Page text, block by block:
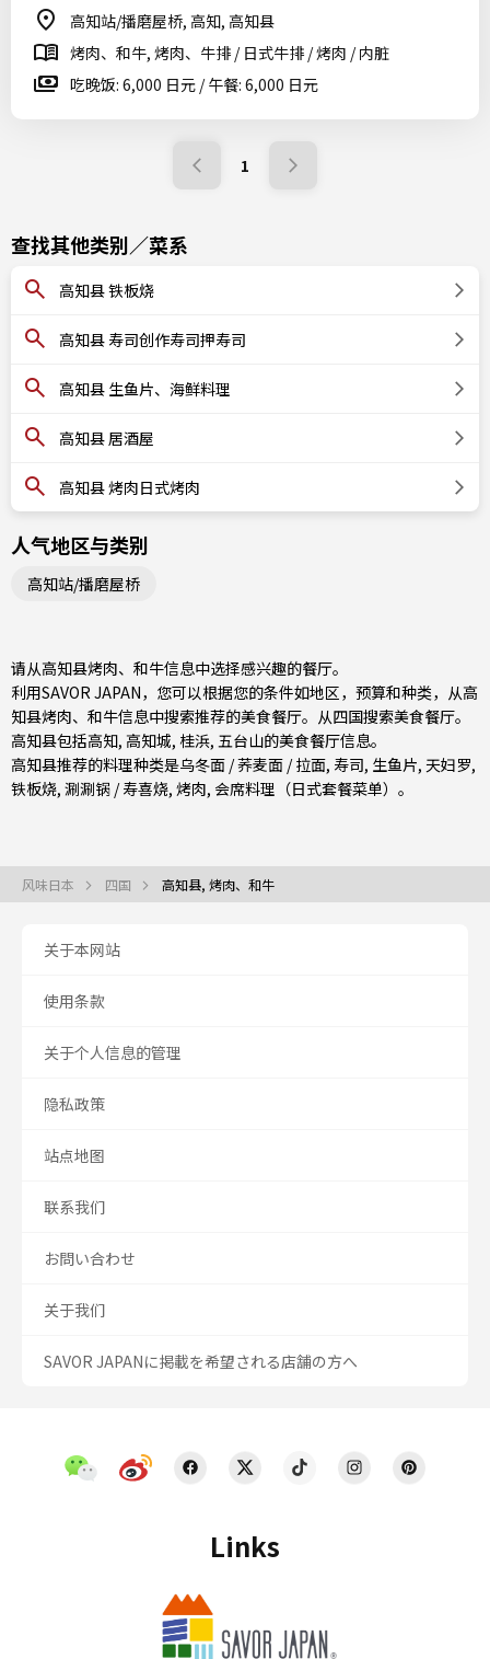
高知站/播磨屋桥, 高知, 高知县
烤肉、和牛, 烤肉、牛排 / 日式牛排 / 烤肉 / 内脏
吃晚饭: 6,000 日元 / 午餐: 6,000 日元
1
查找其他类别／菜系
高知县 铁板烧
高知县 寿司创作寿司押寿司
高知县 生鱼片、海鲜料理
高知县 居酒屋
高知县 烤肉日式烤肉
人气地区与类别
高知站/播磨屋桥
请从高知县烤肉、和牛信息中选择感兴趣的餐厅。
利用SAVOR JAPAN，您可以根据您的条件如地区，预算和种类，从高
知县烤肉、和牛信息中搜索推荐的美食餐厅。从四国搜索美食餐厅。
高知县包括高知, 高知城, 桂浜, 五台山的美食餐厅信息。
高知县推荐的料理种类是乌冬面 / 荞麦面 / 拉面, 寿司, 生鱼片, 天妇罗,
铁板烧, 涮涮锅 / 寿喜烧, 烤肉, 会席料理（日式套餐菜单） 。
风味日本 四国 高知县, 烤肉、和牛
Links
关于本网站
使用条款
关于个人信息的管理
隐私政策
站点地图
联系我们
お問い合わせ
关于我们
SAVOR JAPANに掲載を希望される店舗の方へ